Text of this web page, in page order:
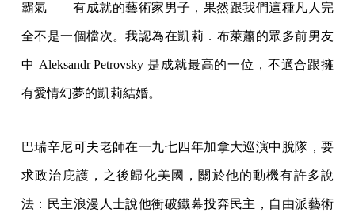
霸氣——有成就的藝術家男子，果然跟我們這種凡人完
全不是一個檔次。我認為在凱莉．布萊蕭的眾多前男友
中 Aleksandr Petrovsky 是成就最高的一位，不適合跟擁
有愛情幻夢的凱莉結婚。
巴瑞辛尼可夫老師在一九七四年加拿大巡演中脫隊，要
求政治庇護，之後歸化美國，關於他的動機有許多說
法：民主浪漫人士說他衝破鐵幕投奔民主，自由派藝術